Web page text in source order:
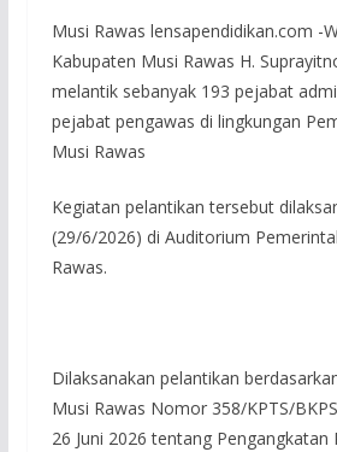
Musi Rawas lensapendidikan.com -
Kabupaten Musi Rawas H.
melantik sebanyak 193 pejabat
pejabat pengawas di lingkungan
Musi Rawas
Kegiatan pelantikan tersebut
(29/6/2026) di Auditorium
Rawas.
Dilaksanakan pelantikan
Musi Rawas Nomor 358/KPTS/
26 Juni 2026 tentang Pengangkatan